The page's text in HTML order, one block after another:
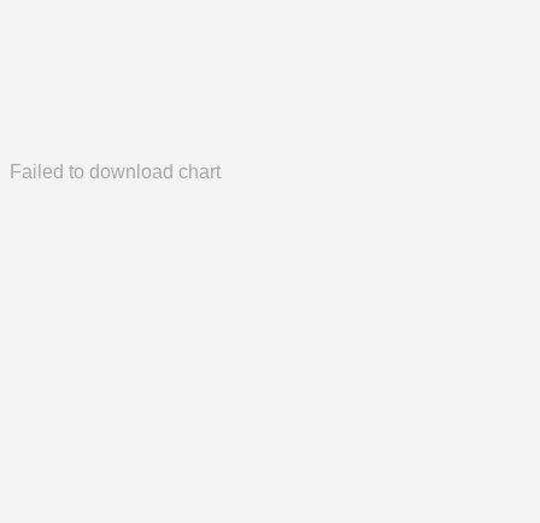
Failed to download chart